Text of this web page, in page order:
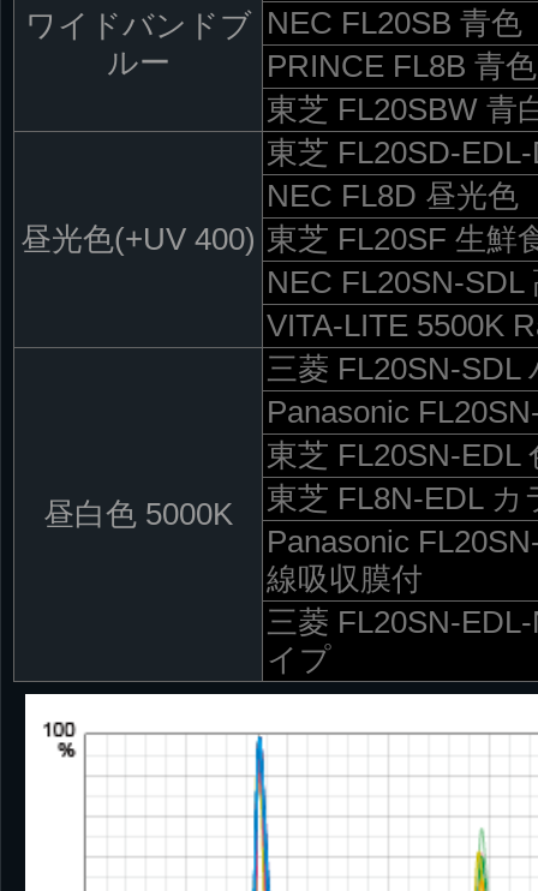
ワイドバンドブ
ルー
NEC FL20SB 青色
PRINCE FL8B 青色
東芝 FL20SBW 青
昼光色(+UV 400)
東芝 FL20SD-
NEC FL8D 昼光色
東芝 FL20SF 生鮮
NEC FL20SN-SDL
VITA-LITE 5500K
昼白色 5000K
三菱 FL20SN-
Panasonic
東芝 FL20SN-EDL
東芝 FL8N-EDL
Panasonic
線吸収膜付
三菱 FL20SN-
イプ